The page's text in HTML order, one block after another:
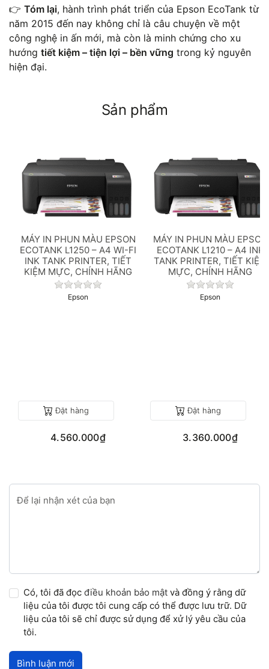
👉 Tóm lại, hành trình phát triển của Epson EcoTank từ
năm 2015 đến nay không chỉ là câu chuyện về một
công nghệ in ấn mới, mà còn là minh chứng cho xu
hướng tiết kiệm – tiện lợi – bền vững trong kỷ nguyên
hiện đại.
Sản phẩm
MÁY IN PHUN MÀU EPSON
ECOTANK L1250 – A4 WI-FI
INK TANK PRINTER, TIẾT
KIỆM MỰC, CHÍNH HÃNG
Chưa có đánh giá nào cho sản phẩm này.
Epson
Đặt hàng
4.560.000₫
MÁY IN PHUN MÀU EPSON
ECOTANK L1210 – A4 INK
TANK PRINTER, TIẾT KIỆM
MỰC, CHÍNH HÃNG
Chưa có
Epson
Đặt hàng
3.360.000₫
Để lại nhận xét của bạn
Có, tôi đã đọc điều khoản bảo mật và đồng ý rằng dữ
liệu của tôi được tôi cung cấp có thể được lưu trữ. Dữ
liệu của tôi sẽ chỉ được sử dụng để xử lý yêu cầu của
tôi.
Bình luận mới